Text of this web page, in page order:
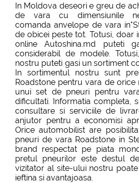
In Moldova deseori e greu de
de vara cu dimensiunile
comanda anvelope de vara
de obicei peste tot. Totusi, doar
online Autoshina.md puteti
considerabil de modele.
nostru puteti gasi un sortiment
In sortimentul nostru sunt
Roadstone pentru vara de orice
unui set de pneuri pentru
dificultati. Informatia completa,
consultare si serviciile de
anjutor pentru a economisi
Orice automobilist are
pneuri de vara Roadstone in
brand respectat pe piata
pretul pneurilor este destul
vizitator al site-ului nostru
ieftina si avantajoasa.